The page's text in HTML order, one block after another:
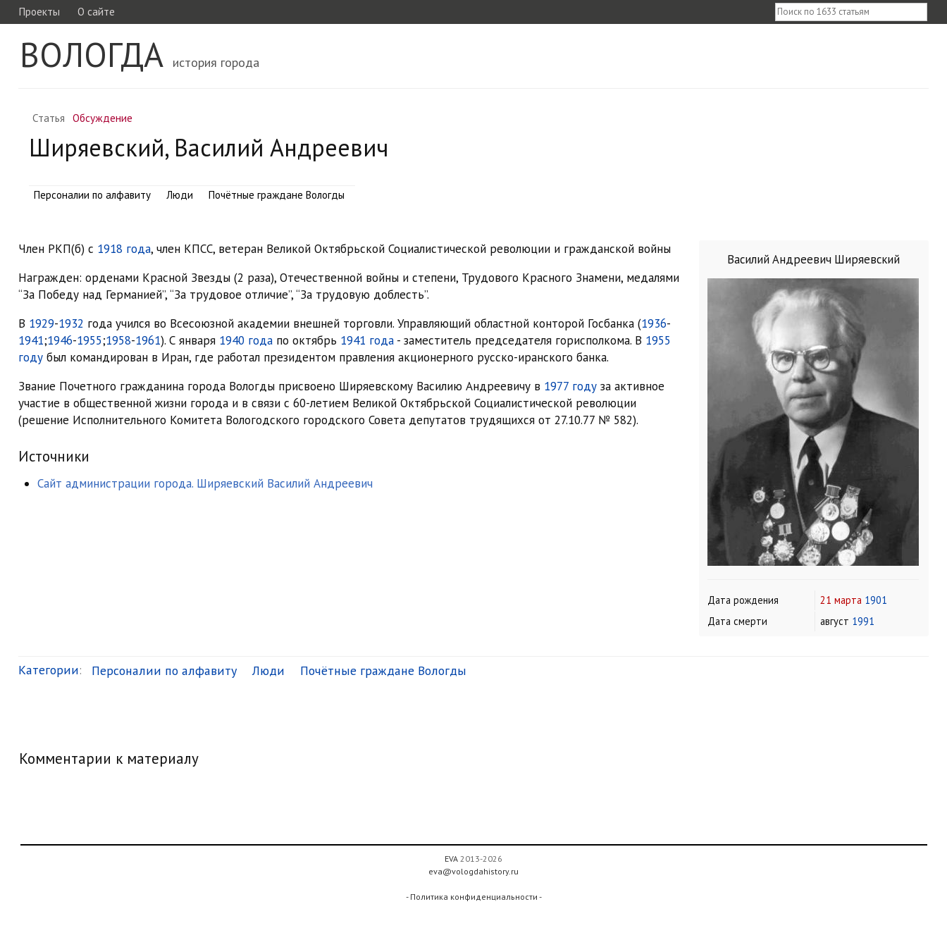
Проекты О сайте
ВОЛОГДА история города
Статья Обсуждение
Ширяевский, Василий Андреевич
Персоналии по алфавиту Люди Почётные граждане Вологды
Василий Андреевич Ширяевский
Дата рождения 21 марта 1901
Дата смерти
август 1991
Член РКП(б) с 1918 года, член КПСС, ветеран Великой Октябрьской Социалистической революции и гражданской войны
Награжден: орденами Красной Звезды (2 раза), Отечественной войны и степени, Трудового Красного Знамени, медалями
“За Победу над Германией”, “За трудовое отличие”, “За трудовую доблесть”.
В 1929-1932 года учился во Всесоюзной академии внешней торговли. Управляющий областной конторой Госбанка (1936-
1941;1946-1955;1958-1961). С января 1940 годапо октябрь 1941 года- заместитель председателя горисполкома. В 1955
годубыл командирован в Иран, где работал президентом правления акционерного русско-иранского банка.
Звание Почетного гражданина города Вологды присвоено Ширяевскому Василию Андреевичу в 1977 годуза активное
участие в общественной жизни города и в связи с 60-летием Великой Октябрьской Социалистической революции
(решение Исполнительного Комитета Вологодского городского Совета депутатов трудящихся от 27.10.77 № 582).
Источники
Сайт администрации города. Ширяевский Василий Андреевич
Категории: Персоналии по алфавиту Люди Почётные граждане Вологды
Комментарии к материалу
EVA 2013-2026
eva@vologdahistory.ru
- Политика конфиденциальности -